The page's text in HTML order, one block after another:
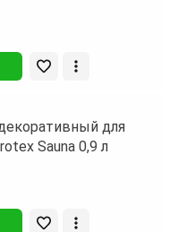
для
Sauna 0,9 л